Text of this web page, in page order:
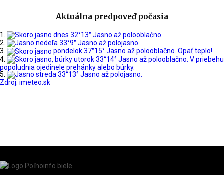
Aktuálna predpoveď počasia
dnes 32°13° Jasno až polooblačno.
nedeľa 33°9° Jasno až polojasno.
pondelok37°15° Jasno až polooblačno. Opäť teplo!
utorok33°14° Jasno až polooblačno. V priebehu
popoludnia ojedinele prehánky alebo búrky.
streda 33°13° Jasno až polojasno.
Zdroj: imeteo.sk